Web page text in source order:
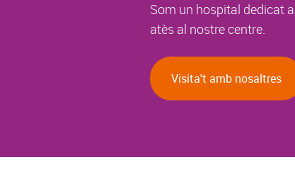
Som un hospital dedicat
atès al nostre centre.
Visita't amb nosaltres